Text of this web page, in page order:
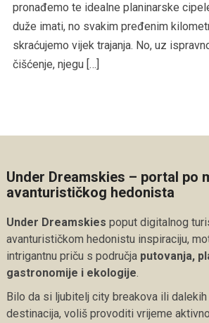
pronađemo te idealne planinarske
duže imati, no svakim pređenim
skraćujemo vijek trajanja. No, uz
čišćenje, njegu […]
Under Dreamskies – portal po
avanturističkog hedonista
Under Dreamskies poput digitalnog
avanturističkom hedonistu inspiraciju,
intrigantnu priču s područja putovanja,
gastronomije i ekologije.
Bilo da si ljubitelj city breakova ili
destinacija, voliš provoditi vrijeme